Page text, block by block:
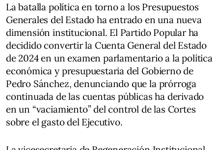
La batalla política en torno a los Presupuestos
Generales del Estado ha entrado en una nueva
dimensión institucional. El Partido Popular ha
decidido convertir la Cuenta General del Estado
de 2024 en un examen parlamentario a la política
económica y presupuestaria del Gobierno de
Pedro Sánchez, denunciando que la prórroga
continuada de las cuentas públicas ha derivado
en un “vaciamiento” del control de las Cortes
sobre el gasto del Ejecutivo.